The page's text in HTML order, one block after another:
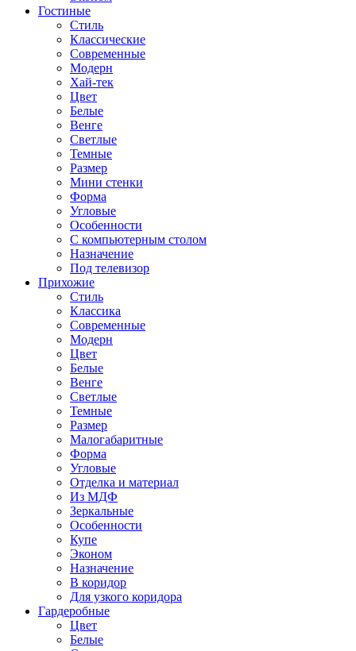
Гостиные
Стиль
Классические
Современные
Модерн
Хай-тек
Цвет
Белые
Венге
Светлые
Темные
Размер
Мини стенки
Форма
Угловые
Особенности
С компьютерным столом
Назначение
Под телевизор
Прихожие
Стиль
Классика
Современные
Модерн
Цвет
Белые
Венге
Светлые
Темные
Размер
Малогабаритные
Форма
Угловые
Отделка и материал
Из МДФ
Зеркальные
Особенности
Купе
Эконом
Назначение
В коридор
Для узкого коридора
Гардеробные
Цвет
Белые